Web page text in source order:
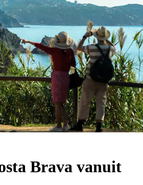
Brava vanuit